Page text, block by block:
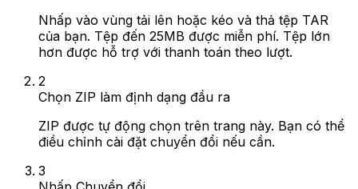
Nhấp vào vùng tải lên hoặc kéo và thả tệp TAR
của bạn. Tệp đến 25MB được miễn phí. Tệp lớn
hơn được hỗ trợ với thanh toán theo lượt.
2
Chọn ZIP làm định dạng đầu ra
ZIP được tự động chọn trên trang này. Bạn có thể
điều chỉnh cài đặt chuyển đổi nếu cần.
3